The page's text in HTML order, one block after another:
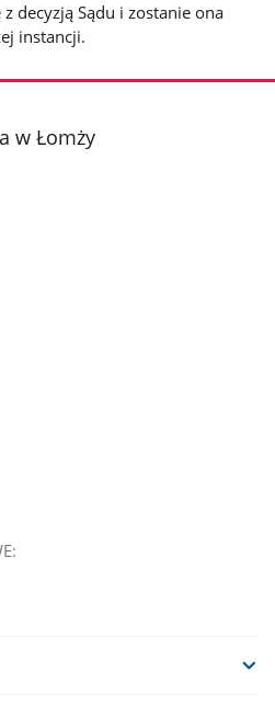
decyzją Sądu i zostanie ona
instancji.
w Łomży